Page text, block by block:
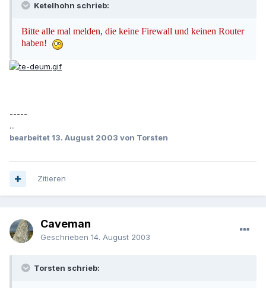
Ketelhohn schrieb:
Bitte alle mal melden, die keine Firewall und keinen Router
haben!
-----
...
bearbeitet 13. August 2003 von Torsten
Zitieren
Caveman
Geschrieben 14. August 2003
Torsten schrieb: